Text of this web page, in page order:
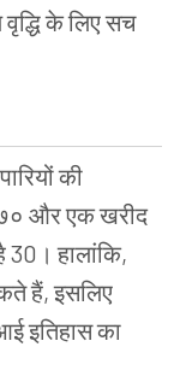
वृद्धिकेलिएसच
की
औरएकखरीद
30 । हालांकि,
हैं,इसलिए
इतिहासका